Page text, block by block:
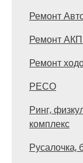
Ремонт
Ремонт
Ремонт
РЕСО
Ринг,
комплекс
Русалочка,